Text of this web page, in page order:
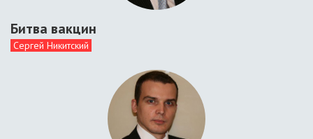
Битва вакцин
Сергей Никитский